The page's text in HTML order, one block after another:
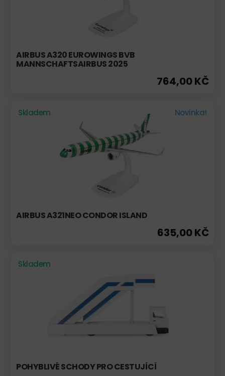
AIRBUS A320 EUROWINGS BVB
MANNSCHAFTSAIRBUS 2025
764,00 KČ
Skladem Novinka!
AIRBUS A321NEO CONDOR ISLAND
635,00 KČ
Skladem
POHYBLIVÉ SCHODY PRO CESTUJÍCÍ